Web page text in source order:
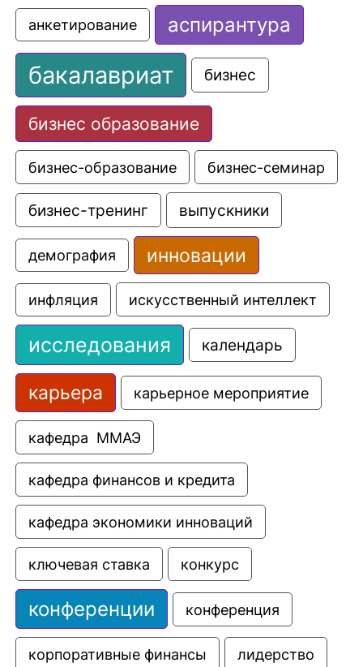
анкетирование аспирантура
бакалавриат бизнес
бизнес образование
бизнес-образование бизнес-семинар
бизнес-тренинг выпускники
демография инновации
инфляция искусственный интеллект
исследования календарь
карьера карьерное мероприятие
кафедра  ММАЭ
кафедра финансов и кредита
кафедра экономики инноваций
ключевая ставка конкурс
конференции конференция
корпоративные финансы лидерство